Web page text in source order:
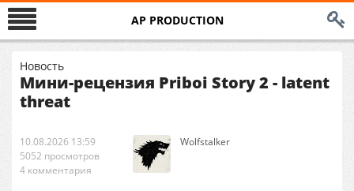
AP PRODUCTION
Новость
Мини-рецензия Priboi Story 2 - latent
threat
10.08.2026 13:59
5052 просмотров
4 комментария
Wolfstalker